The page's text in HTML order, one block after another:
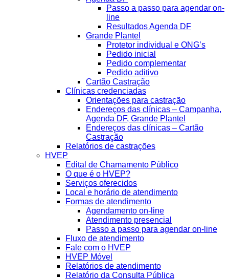
Passo a passo para agendar on-
line
Resultados Agenda DF
Grande Plantel
Protetor individual e ONG’s
Pedido inicial
Pedido complementar
Pedido aditivo
Cartão Castração
Clínicas credenciadas
Orientações para castração
Endereços das clínicas – Campanha,
Agenda DF, Grande Plantel
Endereços das clínicas – Cartão
Castração
Relatórios de castrações
HVEP
Edital de Chamamento Público
O que é o HVEP?
Serviços oferecidos
Local e horário de atendimento
Formas de atendimento
Agendamento on-line
Atendimento presencial
Passo a passo para agendar on-line
Fluxo de atendimento
Fale com o HVEP
HVEP Móvel
Relatórios de atendimento
Relatório da Consulta Pública